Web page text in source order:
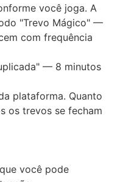
você joga. A
"Trevo Mágico" —
com frequência
— 8 minutos
plataforma. Quanto
os trevos se fecham
que você pode